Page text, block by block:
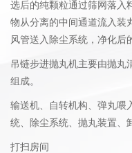
选后的纯颗粒通过筛网落入
物从分离的中间通道流入装
风管送入除尘系统，净化后
吊链步进抛丸机主要由抛丸
组成。
输送机、自转机构、弹丸喂
统、除尘系统、抛丸装置、
打扫房间